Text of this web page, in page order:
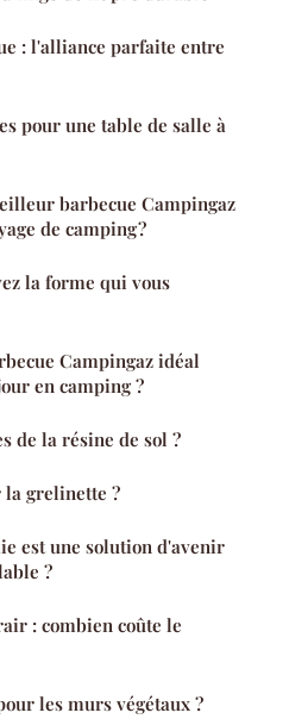
: l'alliance parfaite entre
pour une table de salle à
barbecue Campingaz
de camping ?
la forme qui vous
Campingaz idéal
en camping ?
de la résine de sol ?
grelinette ?
est une solution d'avenir
?
: combien coûte le
les murs végétaux ?